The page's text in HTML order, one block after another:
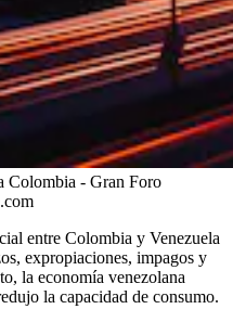
Colombia - Gran Foro
entre Colombia y Venezuela
expropiaciones, impagos y
la economía venezolana
la capacidad de consumo.